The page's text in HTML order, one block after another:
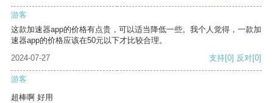
游客
这款加速器app的价格有点贵，可以适当降低一些。我个人觉得，一款加
速器app的价格应该在50元以下才比较合理。
2024-07-27
支持[0] 反对[0]
游客
超棒啊 好用